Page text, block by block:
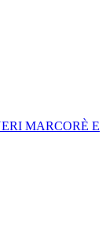
MARCORÈ E